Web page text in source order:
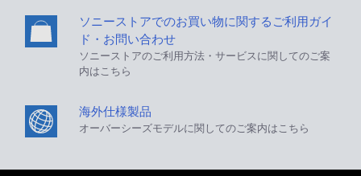
ソニーストアでのお買い物に関するご利用ガイ
ド・お問い合わせ
ソニーストアのご利用方法・サービスに関してのご案
内はこちら
海外仕様製品
オーバーシーズモデルに関してのご案内はこちら